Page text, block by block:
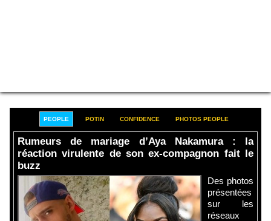
PEOPLE POTIN CONFIDENCE PHOTOS PEOPLE
Rumeurs de mariage d’Aya Nakamura : la
réaction virulente de son ex-compagnon fait le
buzz
Des photos
présentées
sur les
réseaux